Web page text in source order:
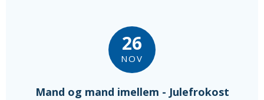
26
NOV
Mand og mand imellem - Julefrokost